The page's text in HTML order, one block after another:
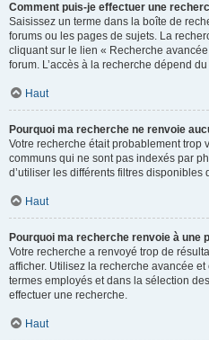
Comment puis-je effectuer une
Saisissez un terme dans la boîte de
forums ou les pages de sujets. La
cliquant sur le lien « Recherche
forum. L’accès à la recherche dépend
Haut
Pourquoi ma recherche ne renvoie
Votre recherche était probablement trop
communs qui ne sont pas indexés par
d’utiliser les différents filtres
Haut
Pourquoi ma recherche renvoie à une
Votre recherche a renvoyé trop de
afficher. Utilisez la recherche avancée
termes employés et dans la sélection
effectuer une recherche.
Haut